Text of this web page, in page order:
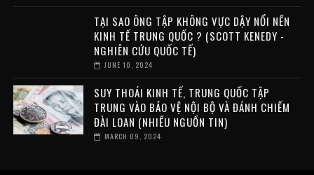
TẠI SAO ÔNG TẬP KHÔNG VỰC DẬY NỔI NỀN
KINH TẾ TRUNG QUỐC ? (SCOTT KENEDY -
NGHIÊN CỨU QUỐC TẾ)
JUNE 10, 2024
SUY THOÁI KINH TẾ, TRUNG QUỐC TẬP
TRUNG VÀO BẢO VỆ NỘI BỘ VÀ ĐÁNH CHIẾM
ĐÀI LOAN (NHIỀU NGUỒN TIN)
MARCH 09, 2024